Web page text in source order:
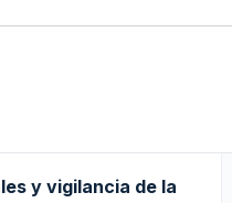
y vigilancia de la